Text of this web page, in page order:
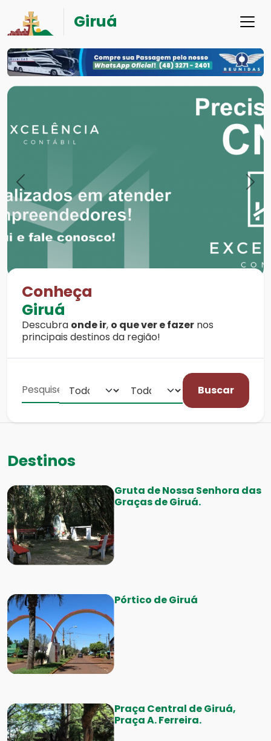
Giruá
Previous Next
Conheça
Giruá
Descubra onde ir, o que ver e fazer nos
principais destinos da região!
Buscar
Destinos
Gruta de Nossa Senhora das
Graças de Giruá.
Pórtico de Giruá
Praça Central de Giruá,
Praça A. Ferreira.